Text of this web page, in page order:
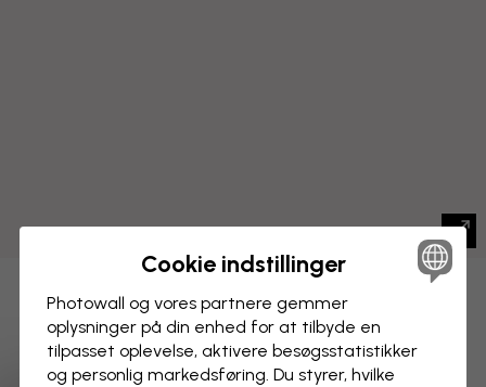
Blomsterudstilling I
BILLEDE PÅ LÆRRED
Cookie indstillinger
Photowall og vores partnere gemmer
oplysninger på din enhed for at tilbyde en
tilpasset oplevelse, aktivere besøgs­statistikker
og personlig markedsføring. Du styrer, hvilke